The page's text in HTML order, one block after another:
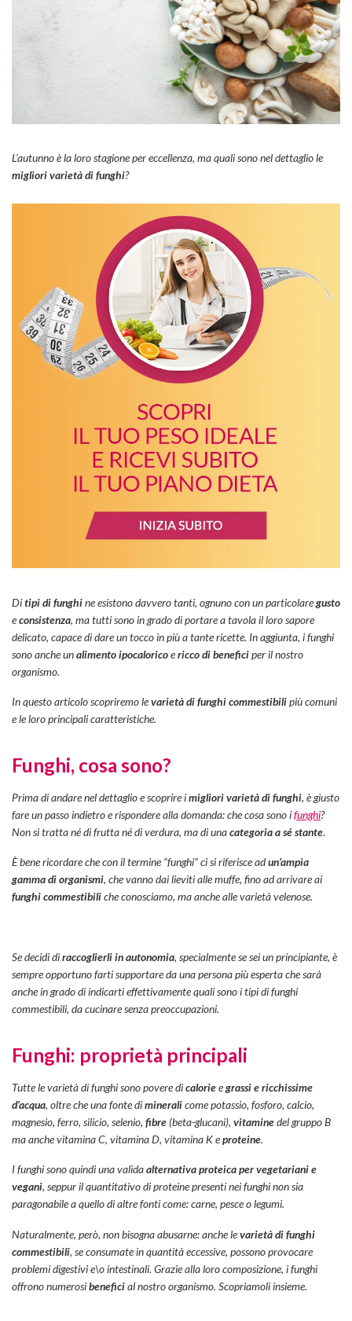
L’autunno è la loro stagione per eccellenza, ma quali sono nel dettaglio le
migliori varietà di funghi?
Ditipi di funghine esistono davvero tanti, ognuno con un particolaregusto
econsistenza, ma tutti sono in grado di portare a tavola il loro sapore
delicato, capace di dare un tocco in più a tante ricette. In aggiunta, i funghi
sono anche unalimento ipocaloricoericco di beneficiper il nostro
organismo.
In questo articolo scopriremo levarietà di funghi commestibilipiù comuni
e le loro principali caratteristiche.
Funghi, cosa sono?
Prima di andare nel dettaglio e scoprire imigliori varietà di funghi, è giusto
fare un passo indietro e rispondere alla domanda: che cosa sono ifunghi?
Non si tratta né di frutta né di verdura, ma di unacategoria a sé stante.
È bene ricordare che con il termine “funghi” ci si riferisce adun’ampia
gamma di organismi, che vanno dai lieviti alle muffe, fino ad arrivare ai
funghi commestibiliche conosciamo, ma anche alle varietà velenose.
Se decidi diraccoglierli in autonomia, specialmente se sei un principiante, è
sempre opportuno farti supportare da una persona più esperta che sarà
anche in grado di indicarti effettivamente quali sono i tipi di funghi
commestibili, da cucinare senza preoccupazioni.
Funghi: proprietà principali
Tutte le varietà di funghi sono povere dicalorieegrassi e ricchissime
d’acqua, oltre che una fonte dimineralicome potassio, fosforo, calcio,
magnesio, ferro, silicio, selenio, fibre(beta-glucani), vitaminedel gruppo B
ma anche vitamina C, vitamina D, vitamina K eproteine.
I funghi sono quindi una validaalternativa proteica per vegetariani e
vegani, seppur il quantitativo di proteine presenti nei funghi non sia
paragonabile a quello di altre fonti come: carne, pesce o legumi.
Naturalmente, però, non bisogna abusarne: anche levarietà di funghi
commestibili, se consumate in quantità eccessive, possono provocare
problemi digestivi e\o intestinali. Grazie alla loro composizione, i funghi
offrono numerosibeneficial nostro organismo. Scopriamoli insieme.